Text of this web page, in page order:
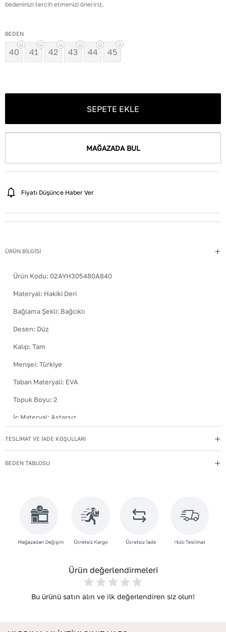
bedeninizi tercih etmenizi öneririz.
BEDEN
40 41 42 43 44 45
SEPETE EKLE
MAĞAZADA BUL
Fiyatı Düşünce Haber Ver
ÜRÜN BİLGİSİ
Ürün Kodu: 02AYH305480A840
Materyal: Hakiki Deri
Bağlama Şekli: Bağcıklı
Desen: Düz
Kalıp: Tam
Menşei: Türkiye
Taban Materyali: EVA
Topuk Boyu: 2
İç Materyal: Astarsız
Kullanım Talimatı: Direkt güneş ışığından ve ısı kaynaklarından
Yıkama Talimatı
Deri Cinsi:Dana Deri
TESLİMAT VE İADE KOŞULLARI
BEDEN TABLOSU
Ürün değerlendirmeleri
Bu ürünü satın alın ve ilk değerlendiren siz olun!